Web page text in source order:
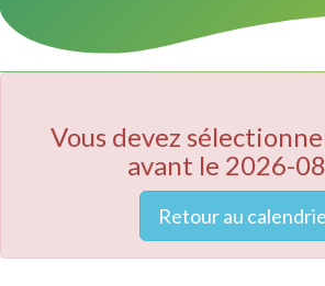
Vous devez
avant le 2026-
Retour au